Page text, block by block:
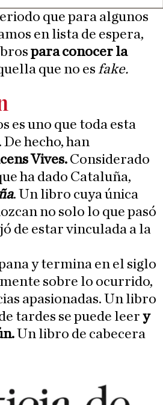
que para algunos
en lista de espera,
para conocer la
que no es fake.
es uno que toda esta
hecho, han
Vives. Considerado
ha dado Cataluña,
. Un libro cuya única
no solo lo que pasó
de estar vinculada a la
y termina en el siglo
sobre lo ocurrido,
apasionadas. Un libro
tardes se puede leer y
Un libro de cabecera